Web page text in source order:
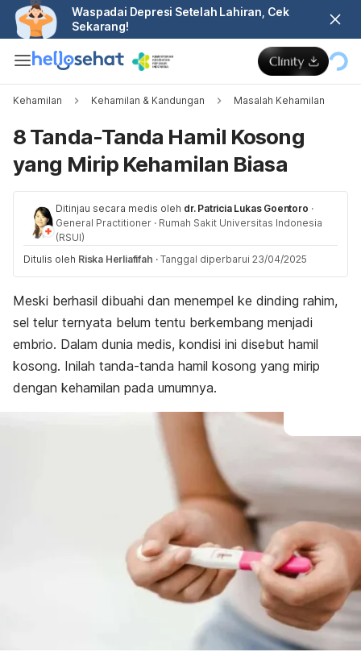
Waspadai Depresi Setelah Lahiran, Cek
Sekarang!
Kehamilan Kehamilan & Kandungan Masalah Kehamilan
8 Tanda-Tanda Hamil Kosong
yang Mirip Kehamilan Biasa
Ditinjau secara medis oleh dr. Patricia Lukas Goentoro ·
General Practitioner · Rumah Sakit Universitas Indonesia
(RSUI)
Ditulis oleh Riska Herliafifah · Tanggal diperbarui 23/04/2025
Meski berhasil dibuahi dan menempel ke dinding rahim,
sel telur ternyata belum tentu berkembang menjadi
embrio. Dalam dunia medis, kondisi ini disebut hamil
kosong. Inilah tanda-tanda hamil kosong yang mirip
dengan kehamilan pada umumnya.